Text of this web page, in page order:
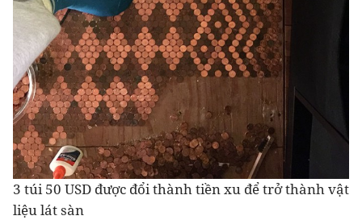
3 túi 50 USD được đổi thành tiền xu để trở thành vật
liệu lát sàn